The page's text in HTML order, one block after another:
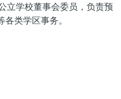
立学校董事会委员，负责预
类学区事务。